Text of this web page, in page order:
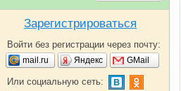
Зарегистрироваться
Войти без регистрации через почту:
mail.ru Яндекс GMail
Или социальную сеть: